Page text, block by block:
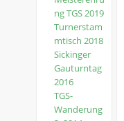
ng TGS 2019
Turnerstam
mtisch 2018
Sickinger
Gauturntag
2016
TGS-
Wanderung